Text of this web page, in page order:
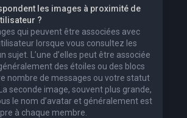
les images à proximité de
?
qui peuvent être associées avec
lorsque vous consultez les
sujet. L’une d’elles peut être associée
des étoiles ou des blocs
nombre de messages ou votre statut
seconde image, souvent plus grande,
le nom d’avatar et généralement est
à chaque membre.